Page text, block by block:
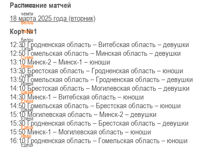
Наши
чемпионы
Белошапко
Татьяна
Белошапко
Татьяна
Сумникова
Ирина
Сумникова
Ирина
Швайбович
Елена
Швайбович
Елена
Едешко
Иван
Едешко
Расписание матчей
18 марта 2025 года (вторник)
Корт №1
12:30 Гродненская область – Витебская область – девушки
12:50 Гомельская область – Минская область – девушки
13:10 Минск-2 – Минск-1 – юноши
13:30 Брестская область – Гродненская область – юноши
13:50 Гомельская область – Гродненская область – девушки
14:10 Брестская область – Могилевская область – девушки
14:30 Минск-1 – Витебская область – юноши
14:50 Гомельская область – Брестская область – юноши
15:10 Могилевская область – Минск-2 – девушки
15:30 Гродненская область – Брестская область – девушки
15:50 Минск-1 – Могилевская область – юноши
16:10 Гродненская область – Гомельская область – юноши